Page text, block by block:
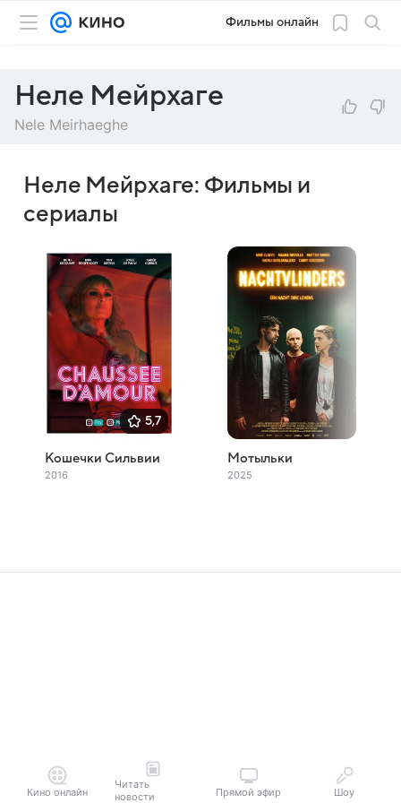
Фильмы онлайн
Неле Мейрхаге
Nele Meirhaeghe
Неле Мейрхаге: Фильмы и
сериалы
5,7
Кошечки Сильвии
2016
Мотыльки
2025
Кино онлайн
Читать
новости
Прямой эфир Шоу